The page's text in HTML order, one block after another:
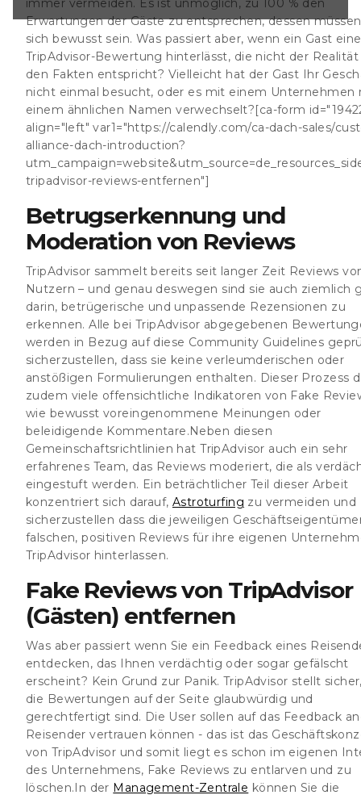
von
bereits seit
Nutzern – und
auch ziemlich
unpassende
Alle bei
Bewertungen
Community
oder
enthalten.
immer vermeiden. Es ist unmöglich, zu 100 % den
Erwartungen der Gäste zu entsprechen, dessen
sich bewusst sein. Was passiert aber, wenn ein Gast eine
TripAdvisor-Bewertung hinterlässt, die nicht der
den Fakten entspricht? Vielleicht hat der Gast Ihr
nicht einmal besucht, oder es mit einem Unternehmen
einem ähnlichen Namen verwechselt?[ca-form
align="left" var1="https://calendly.com/ca-dach-sales/
alliance-dach-introduction?
tripadvisor-reviews-entfernen"]
Betrugserkennung und
Moderation von Reviews
TripAdvisor sammelt bereits seit langer Zeit Reviews
Nutzern – und genau deswegen sind sie auch ziemlich
darin, betrügerische und unpassende Rezensionen zu
erkennen. Alle bei TripAdvisor abgegebenen
werden in Bezug auf diese Community Guidelines
sicherzustellen, dass sie keine verleumderischen oder
anstößigen Formulierungen enthalten. Dieser Prozess
zudem viele offensichtliche Indikatoren von Fake
wie bewusst voreingenommene Meinungen oder
beleidigende Kommentare.Neben diesen
Gemeinschaftsrichtlinien hat TripAdvisor auch ein sehr
erfahrenes Team, das Reviews moderiert, die als
eingestuft werden. Ein beträchtlicher Teil dieser Arbeit
konzentriert sich darauf, Astroturfing zu vermeiden und
sicherzustellen dass die jeweiligen
falschen, positiven Reviews für ihre eigenen
TripAdvisor hinterlassen.
Fake Reviews von TripAdvisor
(Gästen) entfernen
Was aber passiert wenn Sie ein Feedback eines
entdecken, das Ihnen verdächtig oder sogar gefälscht
erscheint? Kein Grund zur Panik. TripAdvisor stellt
die Bewertungen auf der Seite glaubwürdig und
gerechtfertigt sind. Die User sollen auf das Feedback
Reisender vertrauen können - das ist das
von TripAdvisor und somit liegt es schon im eigenen
des Unternehmens, Fake Reviews zu entlarven und zu
löschen.In der Management-Zentrale können Sie die